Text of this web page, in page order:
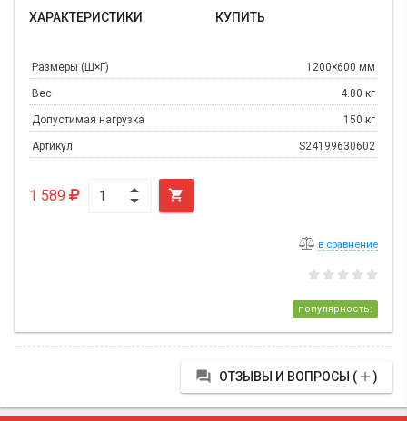
ХАРАКТЕРИСТИКИ КУПИТЬ
Размеры (Ш×Г) 1200×600 мм
Вес 4.80 кг
Допустимая нагрузка 150 кг
Артикул S24199630602
1 589 
в сравнение
популярность:
 ОТЗЫВЫ И ВОПРОСЫ ()